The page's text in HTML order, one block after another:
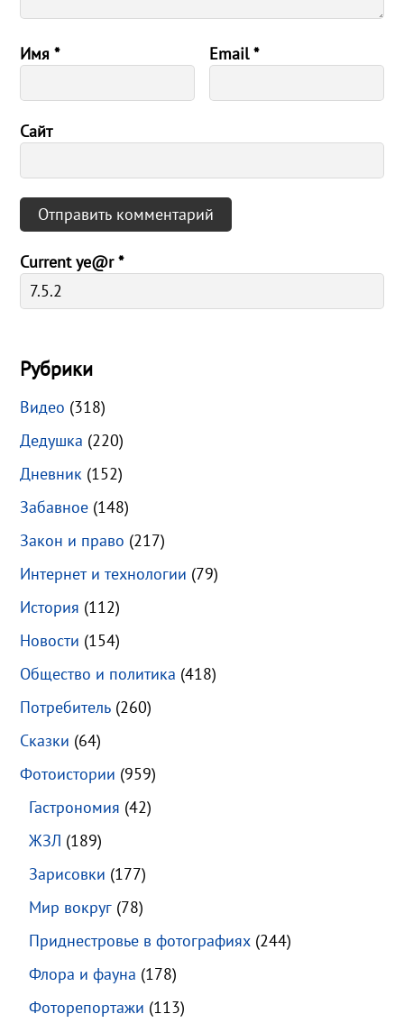
Имя* Email*
Сайт
Current ye@r*
Рубрики
Видео (318)
Дедушка (220)
Дневник (152)
Забавное (148)
Закон и право (217)
Интернет и технологии (79)
История (112)
Новости (154)
Общество и политика (418)
Потребитель (260)
Сказки (64)
Фотоистории (959)
Гастрономия (42)
ЖЗЛ (189)
Зарисовки (177)
Мир вокруг (78)
Приднестровье в фотографиях (244)
Флора и фауна (178)
Фоторепортажи (113)